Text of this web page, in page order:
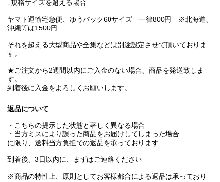
↓規格サイズを超える場合
ヤマト運輸宅急便、ゆうパック60サイズ 一律800円 ※北海道、
沖縄等は1500円
それを超える大型商品や全集などは別途設定させて頂いておりま
す。
★ご注文から2週間以内にご入金のない場合、商品を発送致しま
す。
到着後に入金をよろしくお願いします。
返品について
・こちらの提示した状態と著しく異なる場合
・当方ミスにより誤った商品をお届けしてしまった場合
に限り、送料当方負担での返品を承っております
到着後、3日以内に、まずはご連絡ください
※商品の特性上、原則としてお客様都合による返品は承っており